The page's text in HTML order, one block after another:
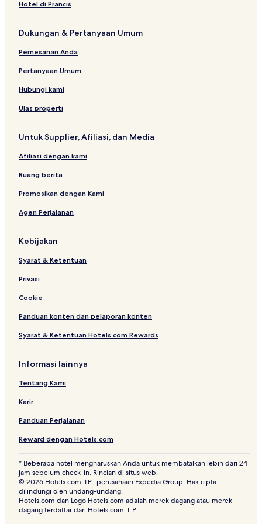
a
i
B
a
i
t
l
a
o
r
-
o
m
b
o
o
o
e
k
b
g
r
m
k
lu
e
h
o
u
s
Hotel di Prancis
Dukungan & Pertanyaan Umum
Pemesanan Anda
Pertanyaan Umum
Hubungi kami
Ulas properti
Untuk Supplier, Afiliasi, dan Media
Afiliasi dengan kami
Ruang berita
Promosikan dengan Kami
Agen Perjalanan
Kebijakan
Syarat & Ketentuan
Privasi
Cookie
Panduan konten dan pelaporan konten
Syarat & Ketentuan Hotels.com Rewards
Informasi lainnya
Tentang Kami
Karir
Panduan Perjalanan
Reward dengan Hotels.com
* Beberapa hotel mengharuskan Anda untuk membatalkan lebih dari 24
jam sebelum check-in. Rincian di situs web.
© 2026 Hotels.com, LP., perusahaan Expedia Group. Hak cipta
dilindungi oleh undang-undang.
Hotels.com dan Logo Hotels.com adalah merek dagang atau merek
dagang terdaftar dari Hotels.com, L.P.